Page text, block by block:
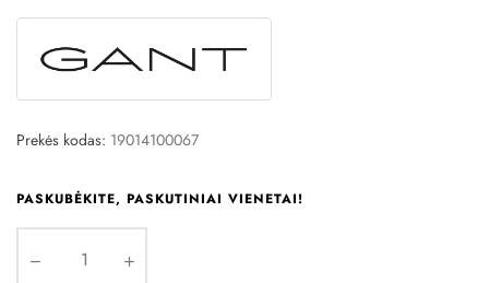
Prekės kodas: 19014100067
PASKUBĖKITE, PASKUTINIAI VIENETAI!